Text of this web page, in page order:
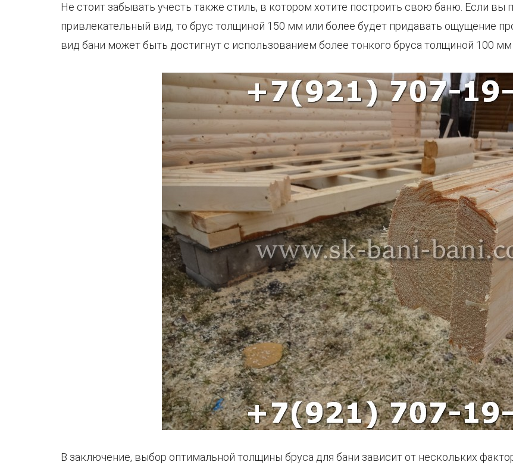
Не стоит забывать учесть также стиль, в котором хотите построить свою баню. Если вы
привлекательный вид, то брус толщиной 150 мм или более будет придавать ощущение
вид бани может быть достигнут с использованием более тонкого бруса толщиной 100
В заключение, выбор оптимальной толщины бруса для бани зависит от нескольких